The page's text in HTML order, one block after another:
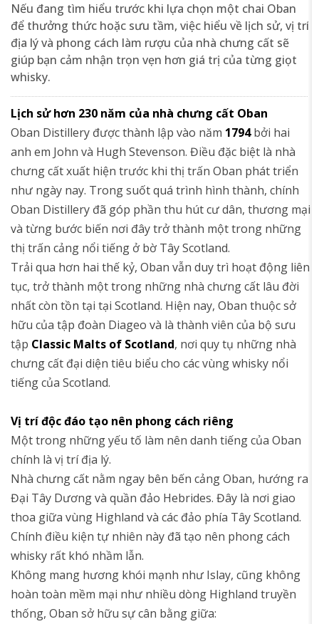
Nếu đang tìm hiểu trước khi lựa chọn một chai Oban
để thưởng thức hoặc sưu tầm, việc hiểu về lịch sử, vị trí
địa lý và phong cách làm rượu của nhà chưng cất sẽ
giúp bạn cảm nhận trọn vẹn hơn giá trị của từng giọt
whisky.
Lịch sử hơn 230 năm của nhà chưng cất Oban
Oban Distillery được thành lập vào năm 1794bởi hai
anh em John và Hugh Stevenson. Điều đặc biệt là nhà
chưng cất xuất hiện trước khi thị trấn Oban phát triển
như ngày nay. Trong suốt quá trình hình thành, chính
Oban Distillery đã góp phần thu hút cư dân, thương mại
và từng bước biến nơi đây trở thành một trong những
thị trấn cảng nổi tiếng ở bờ Tây Scotland.
Trải qua hơn hai thế kỷ, Oban vẫn duy trì hoạt động liên
tục, trở thành một trong những nhà chưng cất lâu đời
nhất còn tồn tại tại Scotland. Hiện nay, Oban thuộc sở
hữu của tập đoàn Diageo và là thành viên của bộ sưu
tập Classic Malts of Scotland, nơi quy tụ những nhà
chưng cất đại diện tiêu biểu cho các vùng whisky nổi
tiếng của Scotland.
Vị trí độc đáo tạo nên phong cách riêng
Một trong những yếu tố làm nên danh tiếng của Oban
chính là vị trí địa lý.
Nhà chưng cất nằm ngay bên bến cảng Oban, hướng ra
Đại Tây Dương và quần đảo Hebrides. Đây là nơi giao
thoa giữa vùng Highland và các đảo phía Tây Scotland.
Chính điều kiện tự nhiên này đã tạo nên phong cách
whisky rất khó nhầm lẫn.
Không mang hương khói mạnh như Islay, cũng không
hoàn toàn mềm mại như nhiều dòng Highland truyền
thống, Oban sở hữu sự cân bằng giữa: